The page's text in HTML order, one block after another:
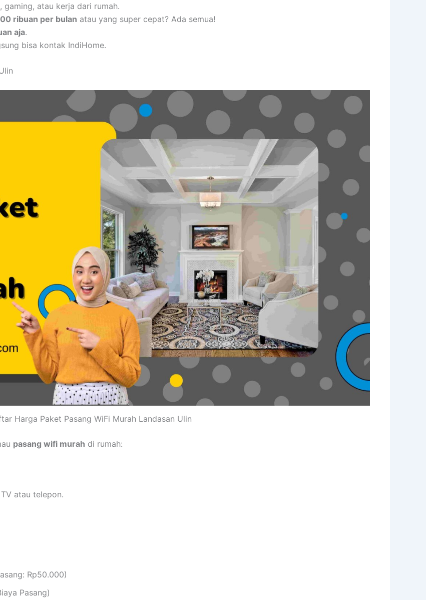
atau kerja dari rumah.
ribuan per bulan atau yang super cepat? Ada semua!
aja.
bisa kontak IndiHome.
Harga Paket Pasang WiFi Murah Landasan Ulin
pasang wifi murah di rumah:
atau telepon.
Rp50.000)
Pasang)